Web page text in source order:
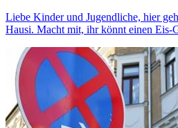
Liebe Kinder und Jugendliche, hier
Hausi. Macht mit, ihr könnt einen Eis-